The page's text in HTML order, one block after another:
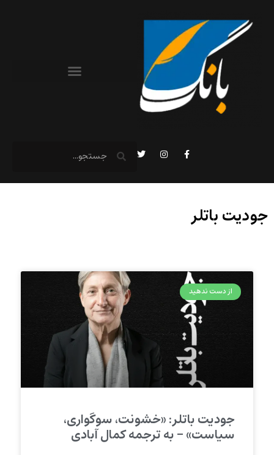
جودیت باتلر
از دست ندهید
جودیت باتلر: «خشونت، سوگواری،
سیاست» – به ترجمه کمال آبادی